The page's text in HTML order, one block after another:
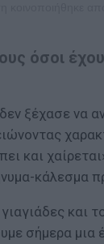
όσοι
ξέχασε να
και
κάλεσμα
και
σήμερα μια